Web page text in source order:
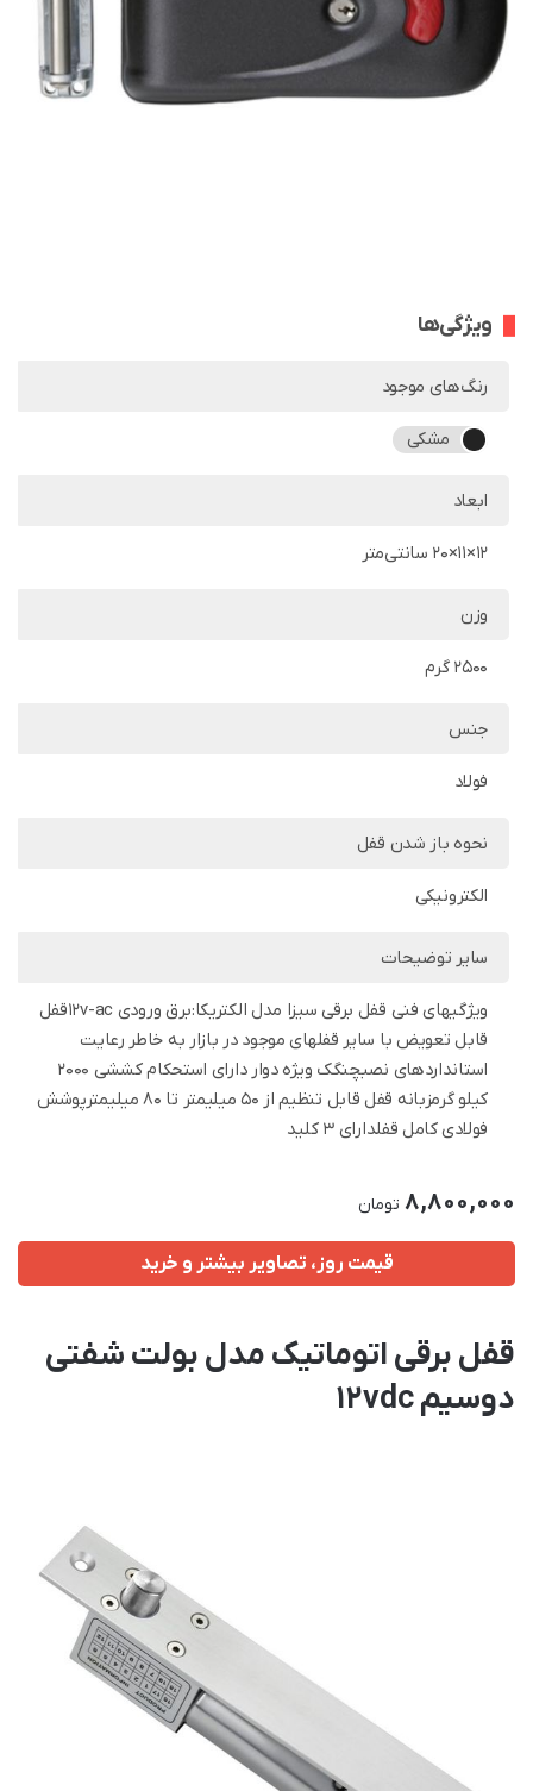
ویژگی‌ها
رنگ‌های موجود
مشکی
ابعاد
12×11×20 سانتی‌متر
وزن
2500 گرم
جنس
فولاد
نحوه باز شدن قفل
الکترونیکی
سایر توضیحات
ویژگیهای فنی قفل برقی سیزا مدل الکتریکا:برق ورودی 12v-acقفل
قابل تعویض با سایر قفلهای موجود در بازار به خاطر رعایت
استانداردهای نصبچنگک ویژه دوار دارای استحکام کششی 2000
کیلو گرمزبانه قفل قابل تنظیم از 50 میلیمتر تا 80 میلیمترپوشش
فولادی کامل قفلدارای 3 کلید
8,800,000 تومان
قیمت روز، تصاویر بیشتر و خرید
قفل برقی اتوماتیک مدل بولت شفتی
دوسیم 12vdc